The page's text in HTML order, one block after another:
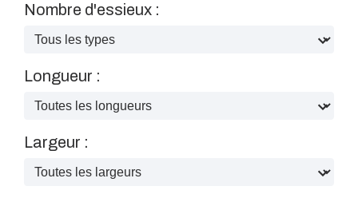
Nombre d'essieux :
Longueur :
Largeur :